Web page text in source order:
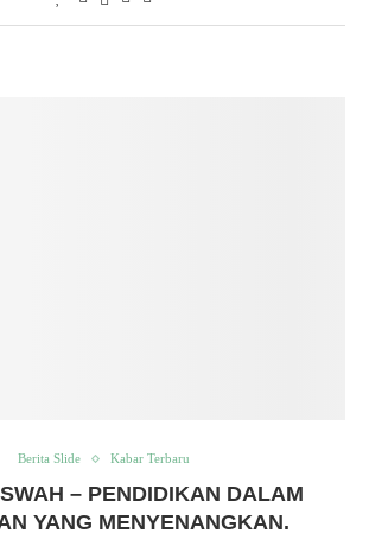
Berita Slide Kabar Terbaru
– PENDIDIKAN DALAM
YANG MENYENANGKAN.